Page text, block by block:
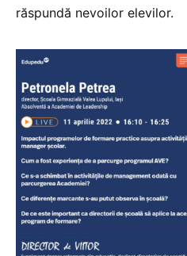
răspundă nevoilor elevilor.